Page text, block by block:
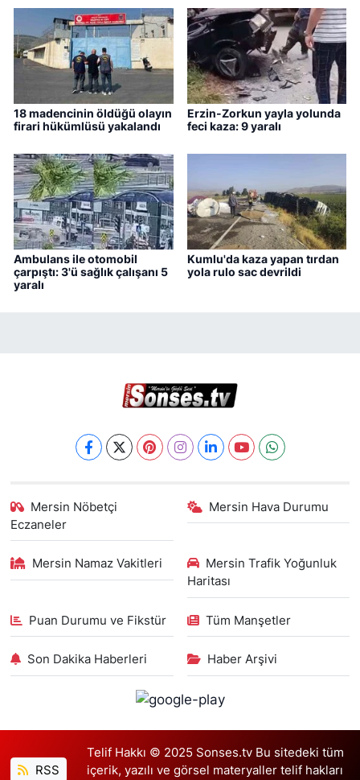
18 madencinin öldüğü olayın
firari hükümlüsü yakalandı
Erzin-Zorkun yayla yolunda
feci kaza: 9 yaralı
Ambulans ile otomobil
çarpıştı: 3'ü sağlık çalışanı 5
yaralı
Kumlu'da kaza yapan tırdan
yola rulo sac devrildi
Mersin Nöbetçi
Eczaneler
Mersin Hava Durumu
Mersin Namaz Vakitleri
Mersin Trafik Yoğunluk
Haritası
Puan Durumu ve Fikstür Tüm Manşetler
Son Dakika Haberleri Haber Arşivi
RSS
Telif Hakkı © 2025 Sonses.tv Bu sitedeki tüm
içerik, yazılı ve görsel materyaller telif hakları